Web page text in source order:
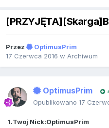
Przez
OptimusPrim
17 Czerwca 2016 w Archiwum
OptimusPrim
Opublikowano 17
1.Twoj Nick:OptimusPrim